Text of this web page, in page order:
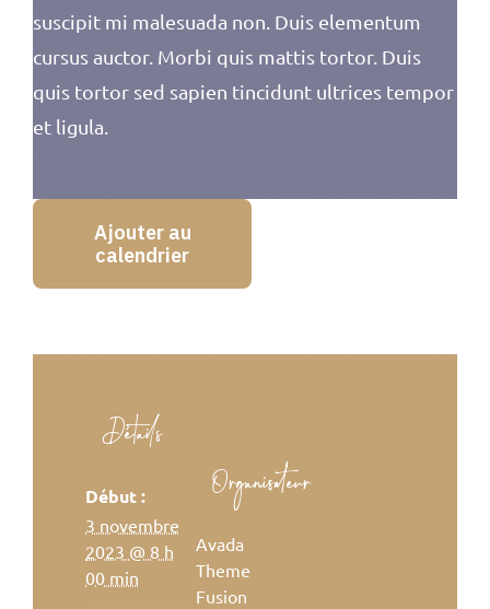
suscipit mi malesuada non. Duis elementum
cursus auctor. Morbi quis mattis tortor. Duis
quis tortor sed sapien tincidunt ultrices tempor
et ligula.
Ajouter au
calendrier
Détails
Début :
3 novembre
2023 @ 8 h
00 min
Organisateur
Avada
Theme
Fusion